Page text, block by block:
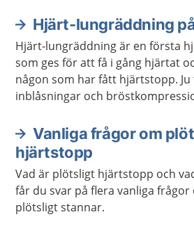
Hjärt-lungräddning
Hjärt-lungräddning är en första
som ges för att få i gång hjärtat
någon som har fått hjärtstopp.
inblåsningar och
lungräddning brukar förkortas
Vanliga frågor om
hjärtstopp
Vad är plötsligt hjärtstopp och
får du svar på flera vanliga
plötsligt stannar.